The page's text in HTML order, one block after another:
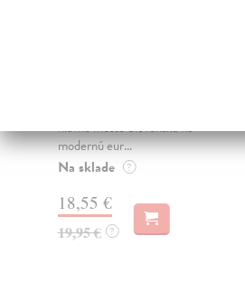
hlavné mesto Slovenska na
modernú eur...
Na sklade ?
18,55 €
19,95 € ?